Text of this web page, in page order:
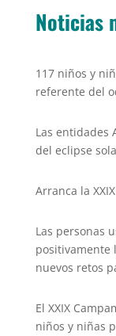
Noticias
117 niños y
referente del
Las entidades
del eclipse
Arranca la
Las personas
positivamente
nuevos retos
El XXIX
niños y niñas